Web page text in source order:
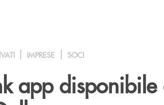
IMPRESE SOCI
app disponibile